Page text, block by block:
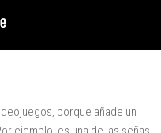
porque añade un